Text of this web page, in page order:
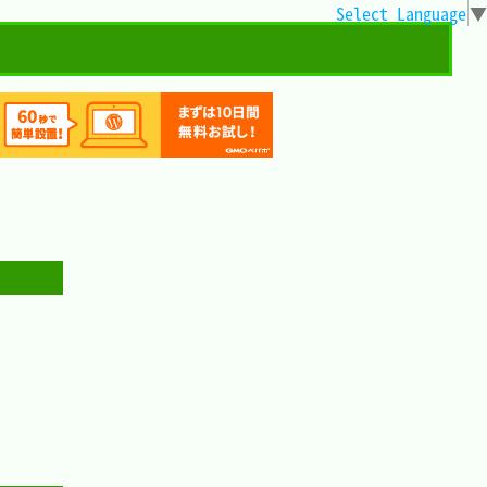
Select Language▼